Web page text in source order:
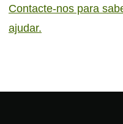
Contacte-nos para
ajudar.